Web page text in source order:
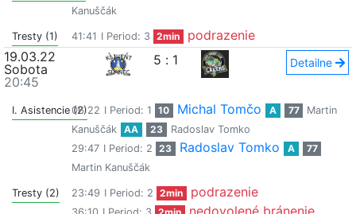
Kanuščák
Tresty (1) 41:41 I Period: 3 2min
podrazenie
19.03.22
Sobota
20:45
5 : 1 Detailne
I. Asistencie (2)06:22 I Period: 1 10 Michal Tomčo A 77
Martin
Kanuščák
AA 23
Radoslav Tomko
29:47 I Period: 2 23 Radoslav Tomko A
77
Martin Kanuščák
Tresty (2) 23:49 I Period: 2 2min podrazenie
nedovolené bránenie